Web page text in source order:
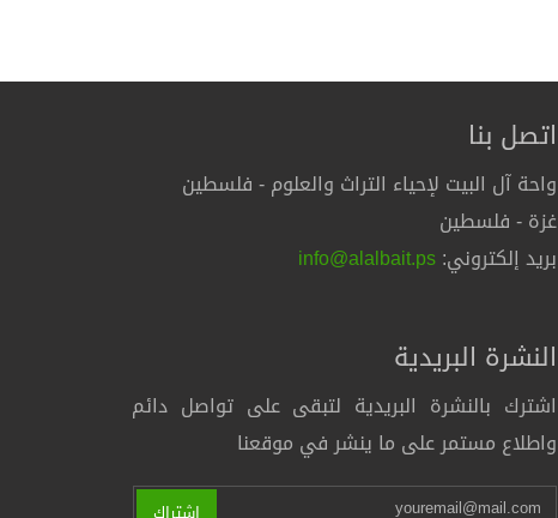
اتصل بنا
واحة آل البيت لإحياء التراث والعلوم - فلسطين
غزة - فلسطين
بريد إلكتروني:info@alalbait.ps
النشرة البريدية
اشترك بالنشرة البريدية لتبقى على تواصل دائم
واطلاع مستمر على ما ينشر في موقعنا